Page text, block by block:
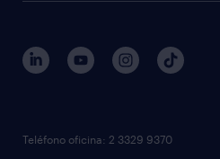
Teléfono oficina: 2 3329 9370